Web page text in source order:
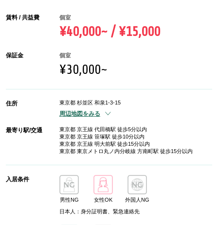
賃料 / 共益費 個室
¥40,000~ / ¥15,000
保証金 個室
¥30,000~
住所 東京都 杉並区 和泉1-3-15
周辺地図をみる
最寄り駅/交通
東京都 京王線 代田橋駅 徒歩5分以内
東京都 京王線 笹塚駅 徒歩10分以内
東京都 京王線 明大前駅 徒歩15分以内
東京都 東京メトロ丸ノ内分岐線 方南町駅 徒歩15分以内
入居条件
男性NG 女性OK
外国人NG
日本人：身分証明書、緊急連絡先